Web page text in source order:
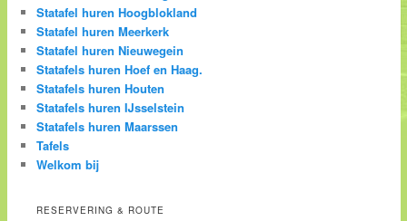
Statafel huren Hoogblokland
Statafel huren Meerkerk
Statafel huren Nieuwegein
Statafels huren Hoef en Haag.
Statafels huren Houten
Statafels huren IJsselstein
Statafels huren Maarssen
Tafels
Welkom bij
RESERVERING & ROUTE